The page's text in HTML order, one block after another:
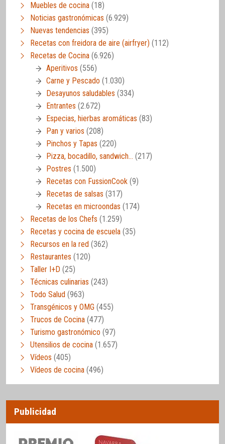
Muebles de cocina (18)
Noticias gastronómicas (6.929)
Nuevas tendencias (395)
Recetas con freidora de aire (airfryer) (112)
Recetas de Cocina (6.926)
Aperitivos (556)
Carne y Pescado (1.030)
Desayunos saludables (334)
Entrantes (2.672)
Especias, hierbas aromáticas (83)
Pan y varios (208)
Pinchos y Tapas (220)
Pizza, bocadillo, sandwich… (217)
Postres (1.500)
Recetas con FussionCook (9)
Recetas de salsas (317)
Recetas en microondas (174)
Recetas de los Chefs (1.259)
Recetas y cocina de escuela (35)
Recursos en la red (362)
Restaurantes (120)
Taller I+D (25)
Técnicas culinarias (243)
Todo Salud (963)
Transgénicos y OMG (455)
Trucos de Cocina (477)
Turismo gastronómico (97)
Utensilios de cocina (1.657)
Vídeos (405)
Vídeos de cocina (496)
Publicidad